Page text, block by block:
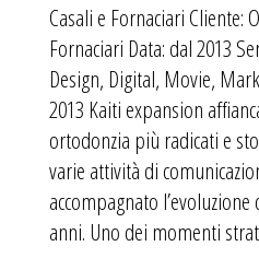
Casali e Fornaciari Cliente:
Fornaciari Data: dal 2013
Design, Digital, Movie,
2013 Kaiti expansion
ortodonzia più radicati e
varie attività di
accompagnato
anni. Uno dei momenti